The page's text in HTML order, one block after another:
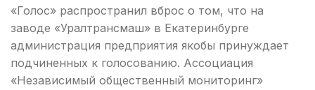
«Голос» распространил вброс о том, что на
заводе «Уралтрансмаш» в Екатеринбурге
администрация предприятия якобы принуждает
подчиненных к голосованию. Ассоциация
«Независимый общественный мониторинг»